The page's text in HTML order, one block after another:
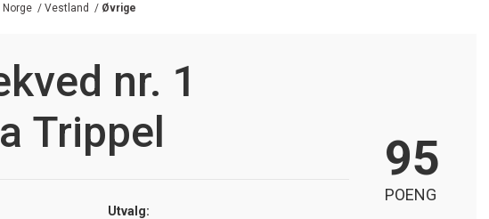
Norge / Vestland / Øvrige
nr. 1
Trippel
Utvalg:
95
POENG